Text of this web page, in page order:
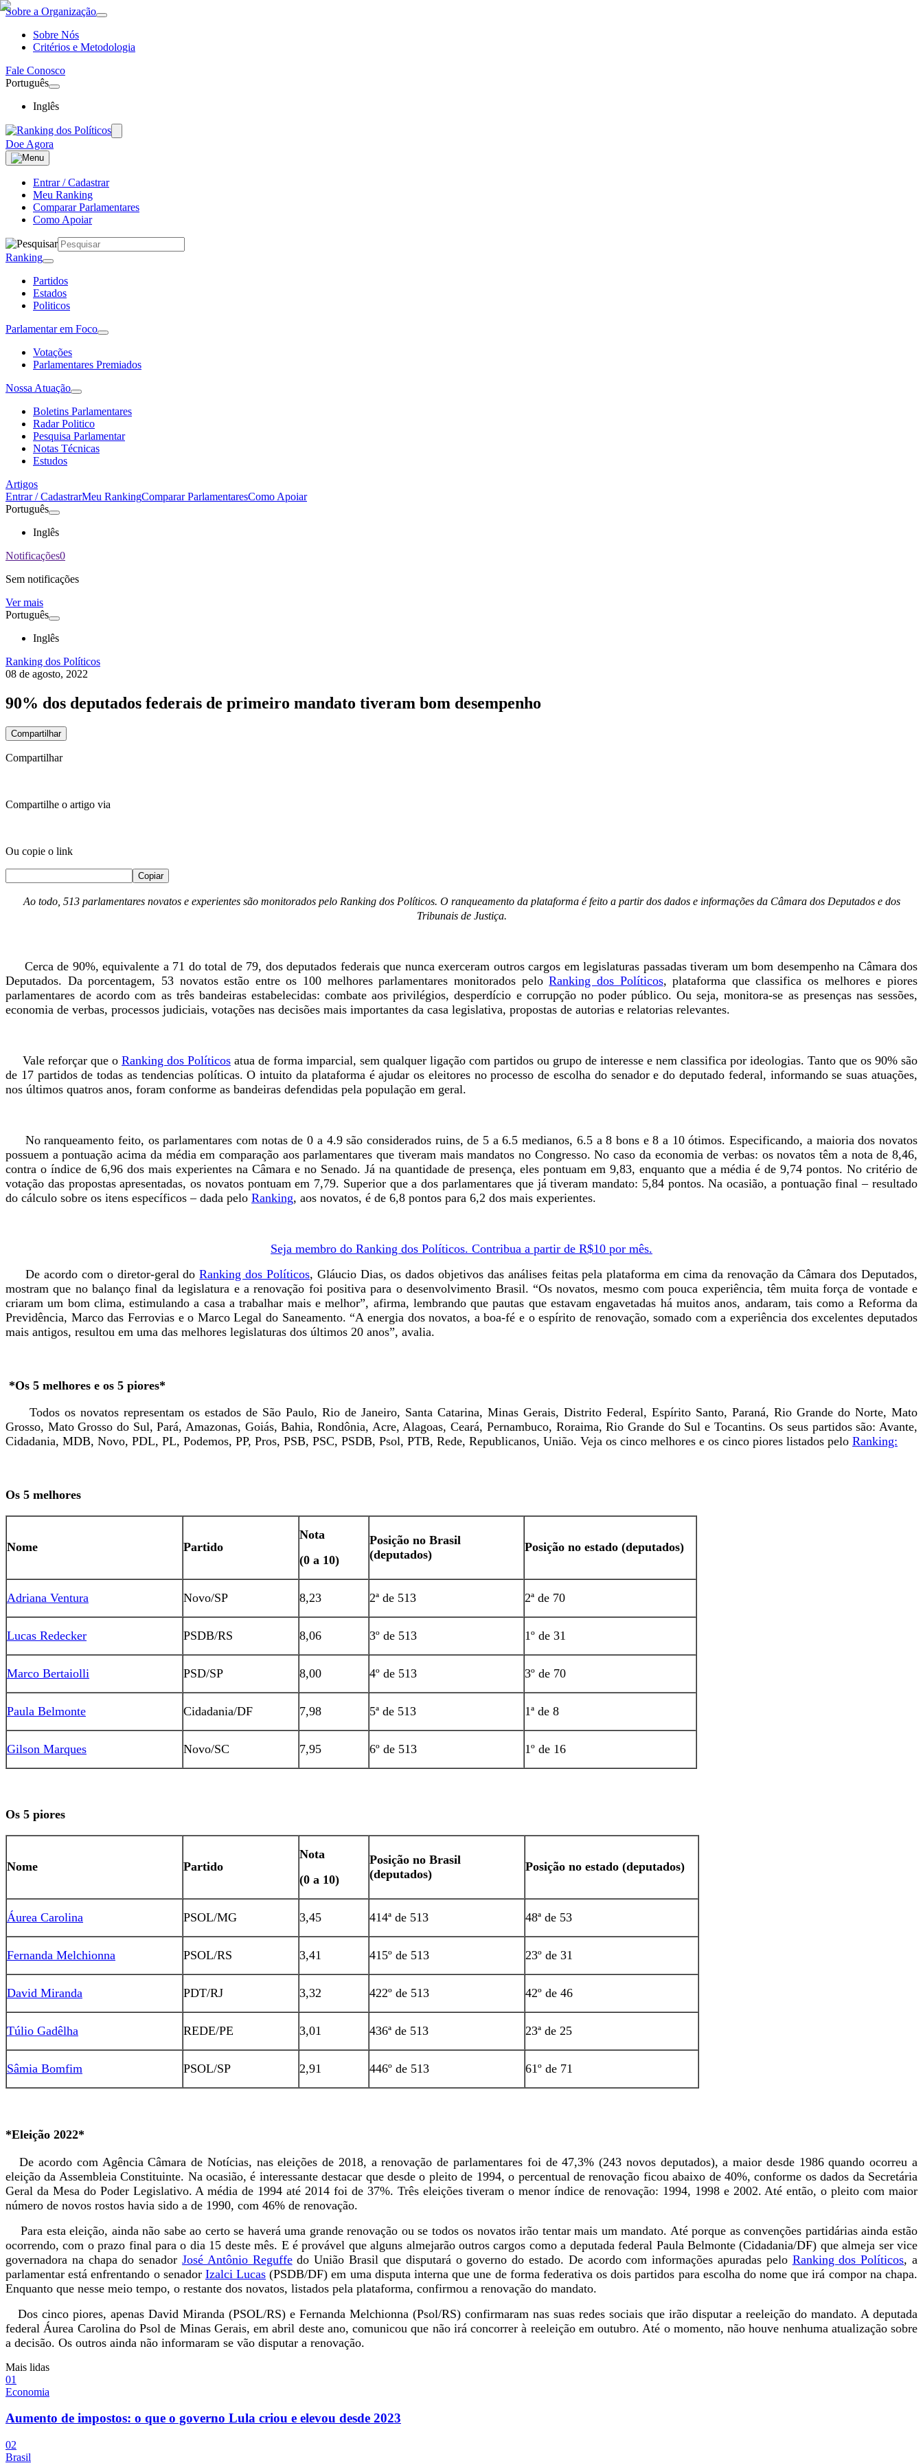
Sobre a Organização
Sobre Nós
Critérios e Metodologia
Fale Conosco
Português
Inglês
Doe Agora
Entrar / Cadastrar
Meu Ranking
Comparar Parlamentares
Como Apoiar
Ranking
Partidos
Estados
Politicos
Parlamentar em Foco
Votações
Parlamentares Premiados
Nossa Atuação
Boletins Parlamentares
Radar Politico
Pesquisa Parlamentar
Notas Técnicas
Estudos
Artigos
Entrar / CadastrarMeu RankingComparar ParlamentaresComo Apoiar
Português
Inglês
Notificações0
Sem notificações
Ver mais
Português
Inglês
Ranking dos Políticos
08 de agosto, 2022
90% dos deputados federais de primeiro mandato tiveram bom desempenho
Compartilhar
Compartilhar
Compartilhe o artigo via
Ou copie o link
Copiar
Ao todo, 513 parlamentares novatos e experientes são monitorados pelo Ranking dos Políticos. O ranqueamento da plataforma é feito a partir dos dados e informações da Câmara dos Deputados e dos
Tribunais de Justiça.
Cerca de 90%, equivalente a 71 do total de 79, dos deputados federais que nunca exerceram outros cargos em legislaturas passadas tiveram um bom desempenho na Câmara dos
Deputados. Da porcentagem, 53 novatos estão entre os 100 melhores parlamentares monitorados peloRanking dos Políticos, plataforma que classifica os melhores e piores
parlamentares de acordo com as três bandeiras estabelecidas: combate aos privilégios, desperdício e corrupção no poder público. Ou seja, monitora-se as presenças nas sessões,
economia de verbas, processos judiciais, votações nas decisões mais importantes da casa legislativa, propostas de autorias e relatorias relevantes.
Vale reforçar que o Ranking dos Políticos atua de forma imparcial, sem qualquer ligação com partidos ou grupo de interesse e nem classifica por ideologias. Tanto que os 90% são
de 17 partidos de todas as tendencias políticas. O intuito da plataforma é ajudar os eleitores no processo de escolha do senador e do deputado federal, informando se suas atuações,
nos últimos quatros anos, foram conforme as bandeiras defendidas pela população em geral.
No ranqueamento feito, os parlamentares com notas de 0 a 4.9 são considerados ruins, de 5 a 6.5 medianos, 6.5 a 8 bons e 8 a 10 ótimos. Especificando, a maioria dos novatos
possuem a pontuação acima da média em comparação aos parlamentares que tiveram mais mandatos no Congresso. No caso da economia de verbas: os novatos têm a nota de 8,46,
contra o índice de 6,96 dos mais experientes na Câmara e no Senado. Já na quantidade de presença, eles pontuam em 9,83, enquanto que a média é de 9,74 pontos. No critério de
votação das propostas apresentadas, os novatos pontuam em 7,79. Superior que a dos parlamentares que já tiveram mandato: 5,84 pontos. Na ocasião, a pontuação final – resultado
do cálculo sobre os itens específicos – dada pelo Ranking, aos novatos, é de 6,8 pontos para 6,2 dos mais experientes.
Seja membro do Ranking dos Políticos. Contribua a partir de R$10 por mês.
De acordo com o diretor-geral doRanking dos Políticos, Gláucio Dias, os dados objetivos das análises feitas pela plataforma em cima da renovação da Câmara dos Deputados,
mostram que no balanço final da legislatura e a renovação foi positiva para o desenvolvimento Brasil. “Os novatos, mesmo com pouca experiência, têm muita força de vontade e
criaram um bom clima, estimulando a casa a trabalhar mais e melhor”, afirma, lembrando que pautas que estavam engavetadas há muitos anos, andaram, tais como a Reforma da
Previdência, Marco das Ferrovias e o Marco Legal do Saneamento. “A energia dos novatos, a boa-fé e o espírito de renovação, somado com a experiência dos excelentes deputados
mais antigos, resultou em uma das melhores legislaturas dos últimos 20 anos”, avalia.
*Os 5 melhores e os 5 piores*
Todos os novatos representam os estados de São Paulo, Rio de Janeiro, Santa Catarina, Minas Gerais, Distrito Federal, Espírito Santo, Paraná, Rio Grande do Norte, Mato
Grosso, Mato Grosso do Sul, Pará, Amazonas, Goiás, Bahia, Rondônia, Acre, Alagoas, Ceará, Pernambuco, Roraima, Rio Grande do Sul e Tocantins. Os seus partidos são: Avante,
Cidadania, MDB, Novo, PDL, PL, Podemos, PP, Pros, PSB, PSC, PSDB, Psol, PTB, Rede, Republicanos, União. Veja os cinco melhores e os cinco piores listados pelo Ranking:
Os 5 melhores
Nome Partido
Nota
(0 a 10)
Posição no Brasil
(deputados)
Posição no estado (deputados)
Adriana Ventura Novo/SP 8,23 2ª de 513 2ª de 70
Lucas Redecker PSDB/RS 8,06 3º de 513 1º de 31
Marco Bertaiolli PSD/SP 8,00 4º de 513 3º de 70
Paula Belmonte Cidadania/DF 7,98 5ª de 513 1ª de 8
Gilson Marques Novo/SC 7,95 6º de 513 1º de 16
Os 5 piores
Nome Partido
Nota
(0 a 10)
Posição no Brasil
(deputados)
Posição no estado (deputados)
Áurea Carolina PSOL/MG 3,45 414ª de 513 48ª de 53
Fernanda Melchionna PSOL/RS 3,41 415º de 513 23º de 31
David Miranda PDT/RJ 3,32 422º de 513 42º de 46
Túlio Gadêlha REDE/PE 3,01 436ª de 513 23ª de 25
Sâmia Bomfim PSOL/SP 2,91 446º de 513 61º de 71
*Eleição 2022*
De acordo com Agência Câmara de Notícias, nas eleições de 2018, a renovação de parlamentares foi de 47,3% (243 novos deputados), a maior desde 1986 quando ocorreu a
eleição da Assembleia Constituinte. Na ocasião, é interessante destacar que desde o pleito de 1994, o percentual de renovação ficou abaixo de 40%, conforme os dados da Secretária
Geral da Mesa do Poder Legislativo. A média de 1994 até 2014 foi de 37%. Três eleições tiveram o menor índice de renovação: 1994, 1998 e 2002. Até então, o pleito com maior
número de novos rostos havia sido a de 1990, com 46% de renovação.
Para esta eleição, ainda não sabe ao certo se haverá uma grande renovação ou se todos os novatos irão tentar mais um mandato. Até porque as convenções partidárias ainda estão
ocorrendo, com o prazo final para o dia 15 deste mês. E é provável que alguns almejarão outros cargos como a deputada federal Paula Belmonte (Cidadania/DF) que almeja ser vice
governadora na chapa do senadorJosé Antônio Reguffedo União Brasil que disputará o governo do estado. De acordo com informações apuradas pelo Ranking dos Políticos, a
parlamentar está enfrentando o senador Izalci Lucas (PSDB/DF) em uma disputa interna que une de forma federativa os dois partidos para escolha do nome que irá compor na chapa.
Enquanto que nesse meio tempo, o restante dos novatos, listados pela plataforma, confirmou a renovação do mandato.
Dos cinco piores, apenas David Miranda (PSOL/RS) e Fernanda Melchionna (Psol/RS) confirmaram nas suas redes sociais que irão disputar a reeleição do mandato. A deputada
federal Áurea Carolina do Psol de Minas Gerais, em abril deste ano, comunicou que não irá concorrer à reeleição em outubro. Até o momento, não houve nenhuma atualização sobre
a decisão. Os outros ainda não informaram se vão disputar a renovação.
Mais lidas
01
Economia
Aumento de impostos: o que o governo Lula criou e elevou desde 2023
02
Brasil